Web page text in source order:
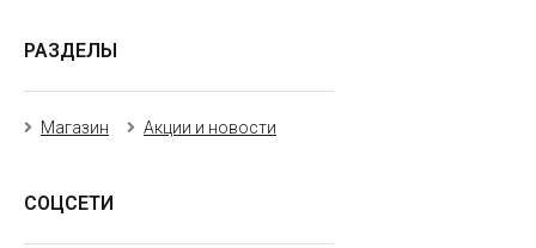
РАЗДЕЛЫ
Магазин Акции и новости
СОЦСЕТИ